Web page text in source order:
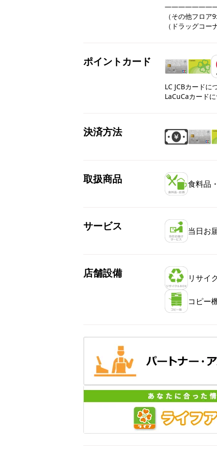
（その他フロア
（ドラッグコ
ポイントカード
LC JCBカードに
LaCuCaカード
決済方法
取扱商品 食料品
サービス 当日お
店舗設備 リサイ
コピー